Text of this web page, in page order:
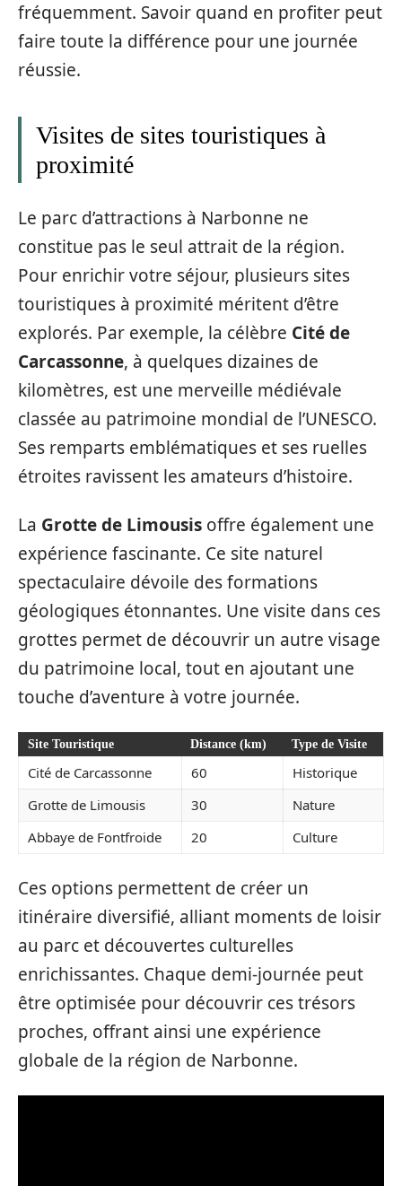
fréquemment. Savoir quand en profiter peut
faire toute la différence pour une journée
réussie.
Visites de sites touristiques à
proximité
Le parc d’attractions à Narbonne ne
constitue pas le seul attrait de la région.
Pour enrichir votre séjour, plusieurs sites
touristiques à proximité méritent d’être
explorés. Par exemple, la célèbre Cité de
Carcassonne, à quelques dizaines de
kilomètres, est une merveille médiévale
classée au patrimoine mondial de l’UNESCO.
Ses remparts emblématiques et ses ruelles
étroites ravissent les amateurs d’histoire.
La Grotte de Limousis offre également une
expérience fascinante. Ce site naturel
spectaculaire dévoile des formations
géologiques étonnantes. Une visite dans ces
grottes permet de découvrir un autre visage
du patrimoine local, tout en ajoutant une
touche d’aventure à votre journée.
Site Touristique Distance (km) Type de Visite
Cité de Carcassonne 60
Historique
Grotte de Limousis
30
Nature
Abbaye de Fontfroide
20 Culture
Ces options permettent de créer un
itinéraire diversifié, alliant moments de loisir
au parc et découvertes culturelles
enrichissantes. Chaque demi-journée peut
être optimisée pour découvrir ces trésors
proches, offrant ainsi une expérience
globale de la région de Narbonne.